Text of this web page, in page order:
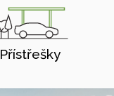
Přístřešky